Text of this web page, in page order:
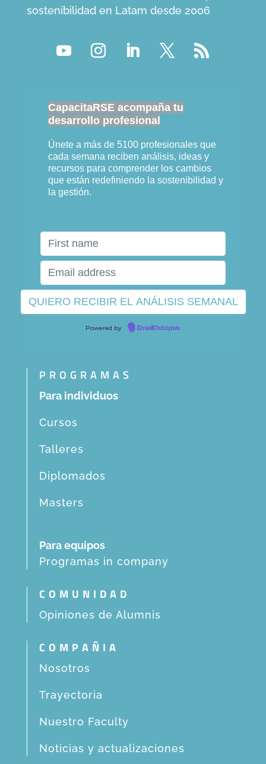
sostenibilidad en Latam desde 2006
CapacitaRSE acompaña tu
desarrollo profesional
Únete a más de 5100 profesionales que
cada semana reciben análisis, ideas y
recursos para comprender los cambios
que están redefiniendo la sostenibilidad y
la gestión.
Powered by EmailOctopus
PROGRAMAS
Para individuos
Cursos
Talleres
Diplomados
Masters
Para equipos
Programas in company
COMUNIDAD
Opiniones de Alumnis
COMPAÑIA
Nosotros
Trayectoria
Nuestro Faculty
Noticias y actualizaciones